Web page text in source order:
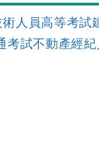
人員高等考
試不動產經